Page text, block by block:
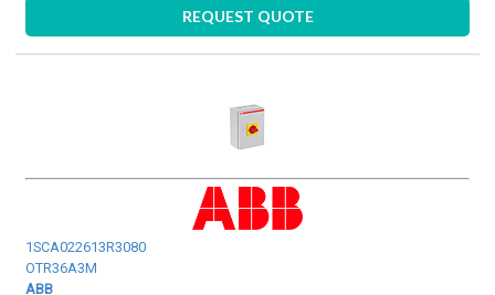
REQUEST QUOTE
1SCA022613R3080
OTR36A3M
ABB